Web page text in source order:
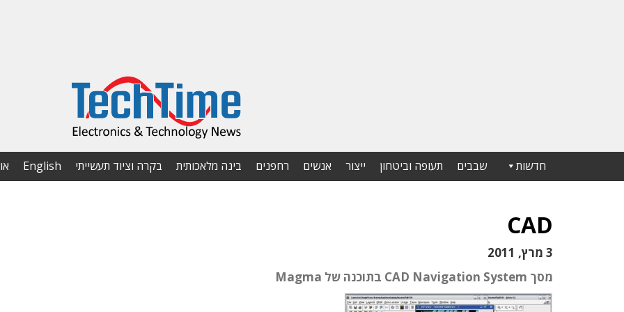
חדשות שבבים תעופה וביטחון ייצור אנשים רחפנים בינה מלאכותית בקרה וציוד תעשייתי English
CAD
3 מרץ, 2011
מסך CAD Navigation System בתוכנה של Magma